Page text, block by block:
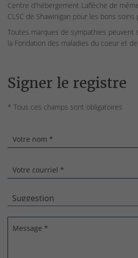
Centre d'hébergement Laflèche de
CLSC de Shawinigan pour les bons soins
Toutes marques de sympathies peuvent
la Fondation des maladies du coeur et de
Signer le registre
* Tous ces champs sont obligatoires
Votre nom *
Votre courriel *
Message *